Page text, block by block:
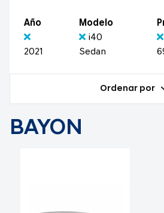
Año
2021
Modelo
i40
Sedan
Ordenar por
BAYON